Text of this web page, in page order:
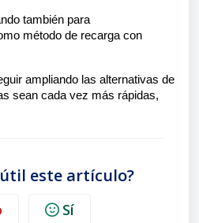
también para
método de recarga con
ampliando las alternativas de
sean cada vez más rápidas,
este artículo?
Sí